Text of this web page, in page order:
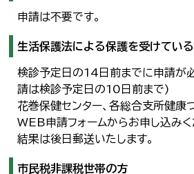
申請は不要です。
生活保護法による保護を受けてい
検診予定日の14日前までに申請が
請は検診予定日の10日前まで)
花巻保健センター、各総合支所健康
WEB申請フォームからお申し込みく
結果は後日郵送いたします。
市民税非課税世帯の方